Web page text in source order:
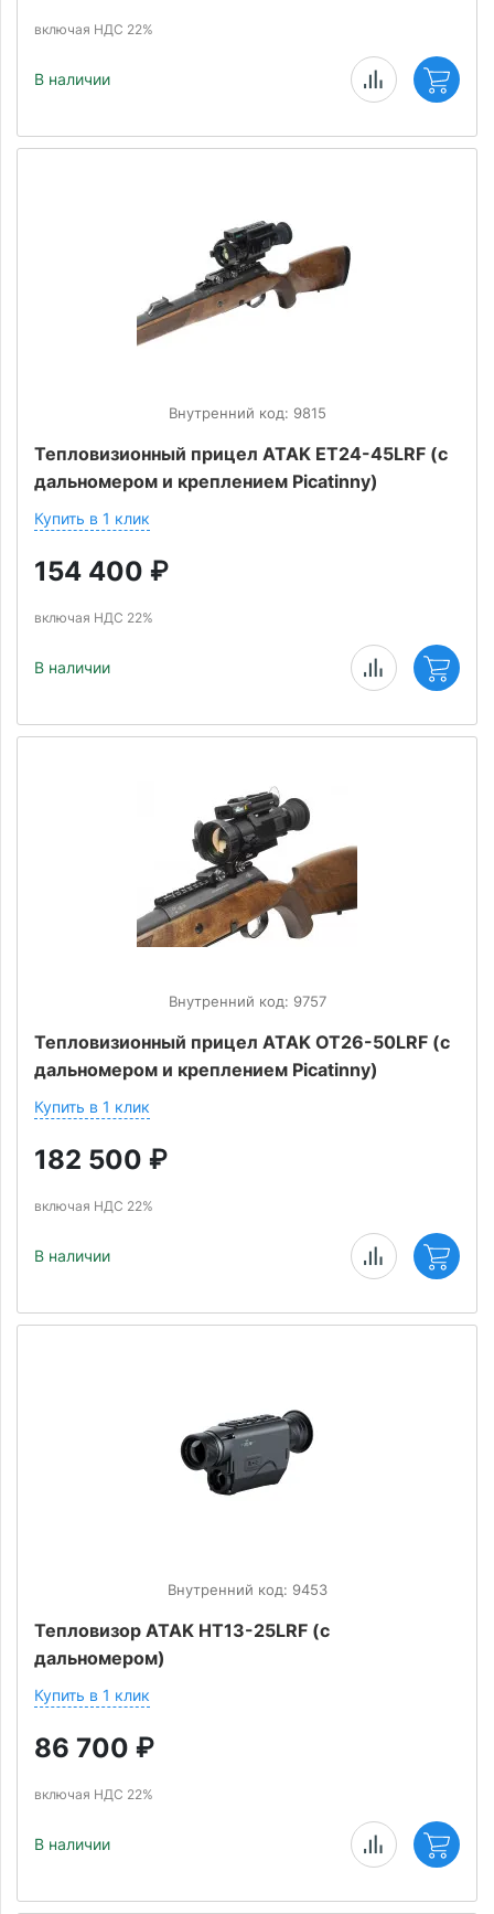
включая НДС 22%
В наличии
Внутренний код: 9815
Тепловизионный прицел ATAK ET24-45LRF (с
дальномером и креплением Picatinny)
Купить в 1 клик
154 400 ₽
включая НДС 22%
В наличии
Внутренний код: 9757
Тепловизионный прицел ATAK OT26-50LRF (с
дальномером и креплением Picatinny)
Купить в 1 клик
182 500 ₽
включая НДС 22%
В наличии
Внутренний код: 9453
Тепловизор ATAK HT13-25LRF (с
дальномером)
Купить в 1 клик
86 700 ₽
включая НДС 22%
В наличии